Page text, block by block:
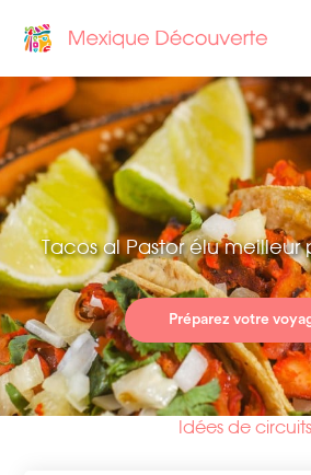
Tacos al Pastor élu
Préparez votre
Idées de circuits